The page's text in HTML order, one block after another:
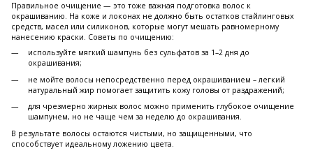
Правильное очищение — это тоже важная подготовка волос к
окрашиванию. На коже и локонах не должно быть остатков стайлинговых
средств, масел или силиконов, которые могут мешать равномерному
нанесению краски. Советы по очищению:
используйте мягкий шампунь без сульфатов за 1–2 дня до
окрашивания;
не мойте волосы непосредственно перед окрашиванием – легкий
натуральный жир помогает защитить кожу головы от раздражений;
для чрезмерно жирных волос можно применить глубокое очищение
шампунем, но не чаще чем за неделю до окрашивания.
В результате волосы остаются чистыми, но защищенными, что
способствует идеальному ложению цвета.